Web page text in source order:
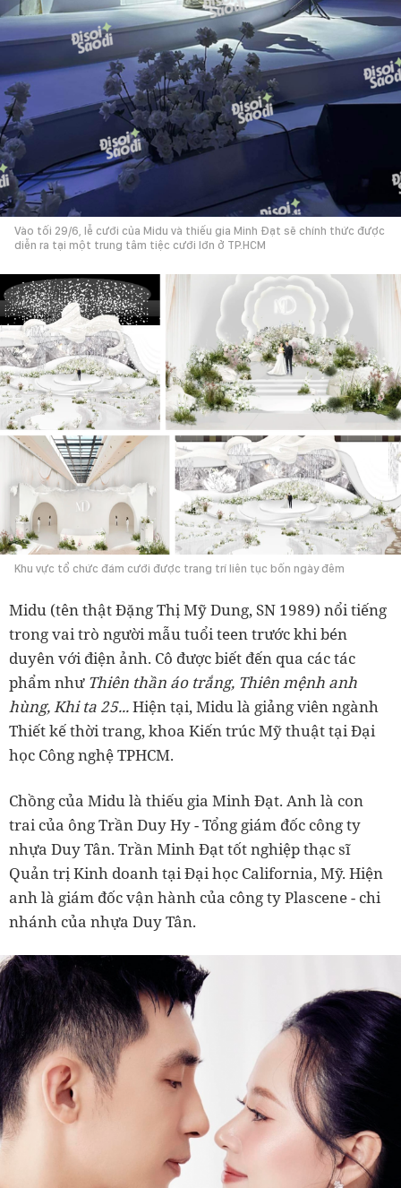
Vào tối 29/6, lễ cưới của Midu và thiếu gia Minh Đạt sẽ chính thức được
diễn ra tại một trung tâm tiệc cưới lớn ở TP.HCM
Khu vực tổ chức đám cưới được trang trí liên tục bốn ngày đêm
Midu (tên thật Đặng Thị Mỹ Dung, SN 1989) nổi tiếng
trong vai trò người mẫu tuổi teen trước khi bén
duyên với điện ảnh. Cô được biết đến qua các tác
phẩm như Thiên thần áo trắng, Thiên mệnh anh
hùng, Khi ta 25...Hiện tại, Midu là giảng viên ngành
Thiết kế thời trang, khoa Kiến trúc Mỹ thuật tại Đại
học Công nghệ TPHCM.
Chồng của Midu là thiếu gia Minh Đạt. Anh là con
trai của ông Trần Duy Hy - Tổng giám đốc công ty
nhựa Duy Tân. Trần Minh Đạt tốt nghiệp thạc sĩ
Quản trị Kinh doanh tại Đại học California, Mỹ. Hiện
anh là giám đốc vận hành của công ty Plascene - chi
nhánh của nhựa Duy Tân.